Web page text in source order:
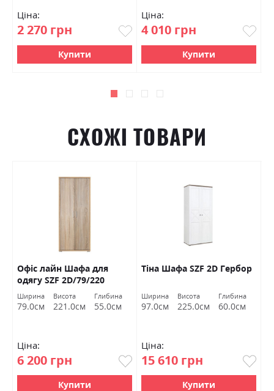
Ціна:
2 270 грн
Купити
Ціна:
4 010 грн
Купити
СХОЖІ ТОВАРИ
Офіс лайн Шафа для
одягу SZF 2D/79/220
Гербор
Ширина
79.0см
Висота
221.0см
Глибина
55.0см
Ціна:
6 200 грн
Купити
Тіна Шафа SZF 2D Гербор
Ширина
97.0см
Висота
225.0см
Глибина
60.0см
Ціна:
15 610 грн
Купити